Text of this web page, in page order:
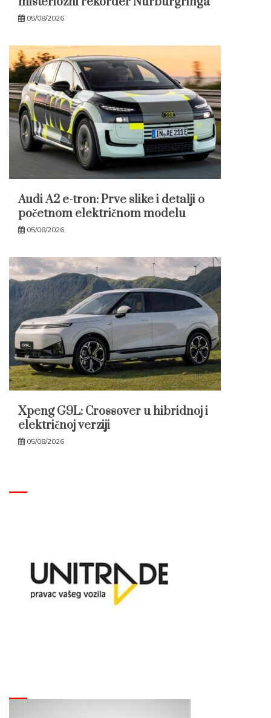
05/08/2026
Audi A2 e-tron: Prve slike i detalji o
početnom električnom modelu
05/08/2026
Xpeng G9L: Crossover u hibridnoj i
električnoj verziji
05/08/2026